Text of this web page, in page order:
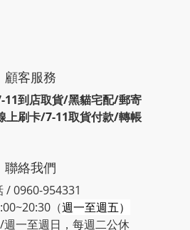
顧客服務
11到店取貨/黑貓宅配/郵寄
上刷卡/7-11取貨付款/轉帳
聯絡我們
/ 0960-954331
（週一至週五）
一至週日，每週二公休